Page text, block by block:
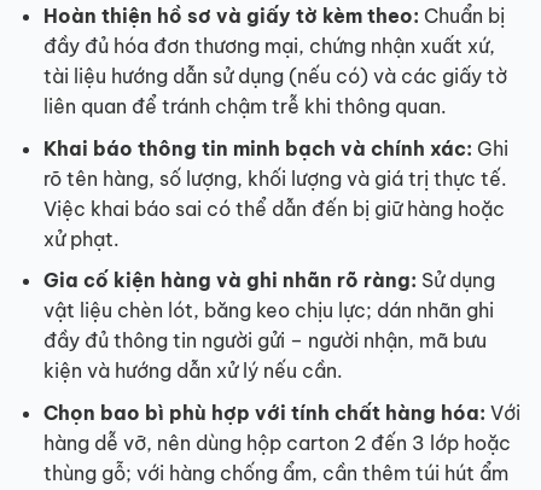
Hoàn thiện hồ sơ và giấy tờ kèm theo: Chuẩn bị
đầy đủ hóa đơn thương mại, chứng nhận xuất xứ,
tài liệu hướng dẫn sử dụng (nếu có) và các giấy tờ
liên quan để tránh chậm trễ khi thông quan.
Khai báo thông tin minh bạch và chính xác: Ghi
rõ tên hàng, số lượng, khối lượng và giá trị thực tế.
Việc khai báo sai có thể dẫn đến bị giữ hàng hoặc
xử phạt.
Gia cố kiện hàng và ghi nhãn rõ ràng: Sử dụng
vật liệu chèn lót, băng keo chịu lực; dán nhãn ghi
đầy đủ thông tin người gửi – người nhận, mã bưu
kiện và hướng dẫn xử lý nếu cần.
Chọn bao bì phù hợp với tính chất hàng hóa: Với
hàng dễ vỡ, nên dùng hộp carton 2 đến 3 lớp hoặc
thùng gỗ; với hàng chống ẩm, cần thêm túi hút ẩm